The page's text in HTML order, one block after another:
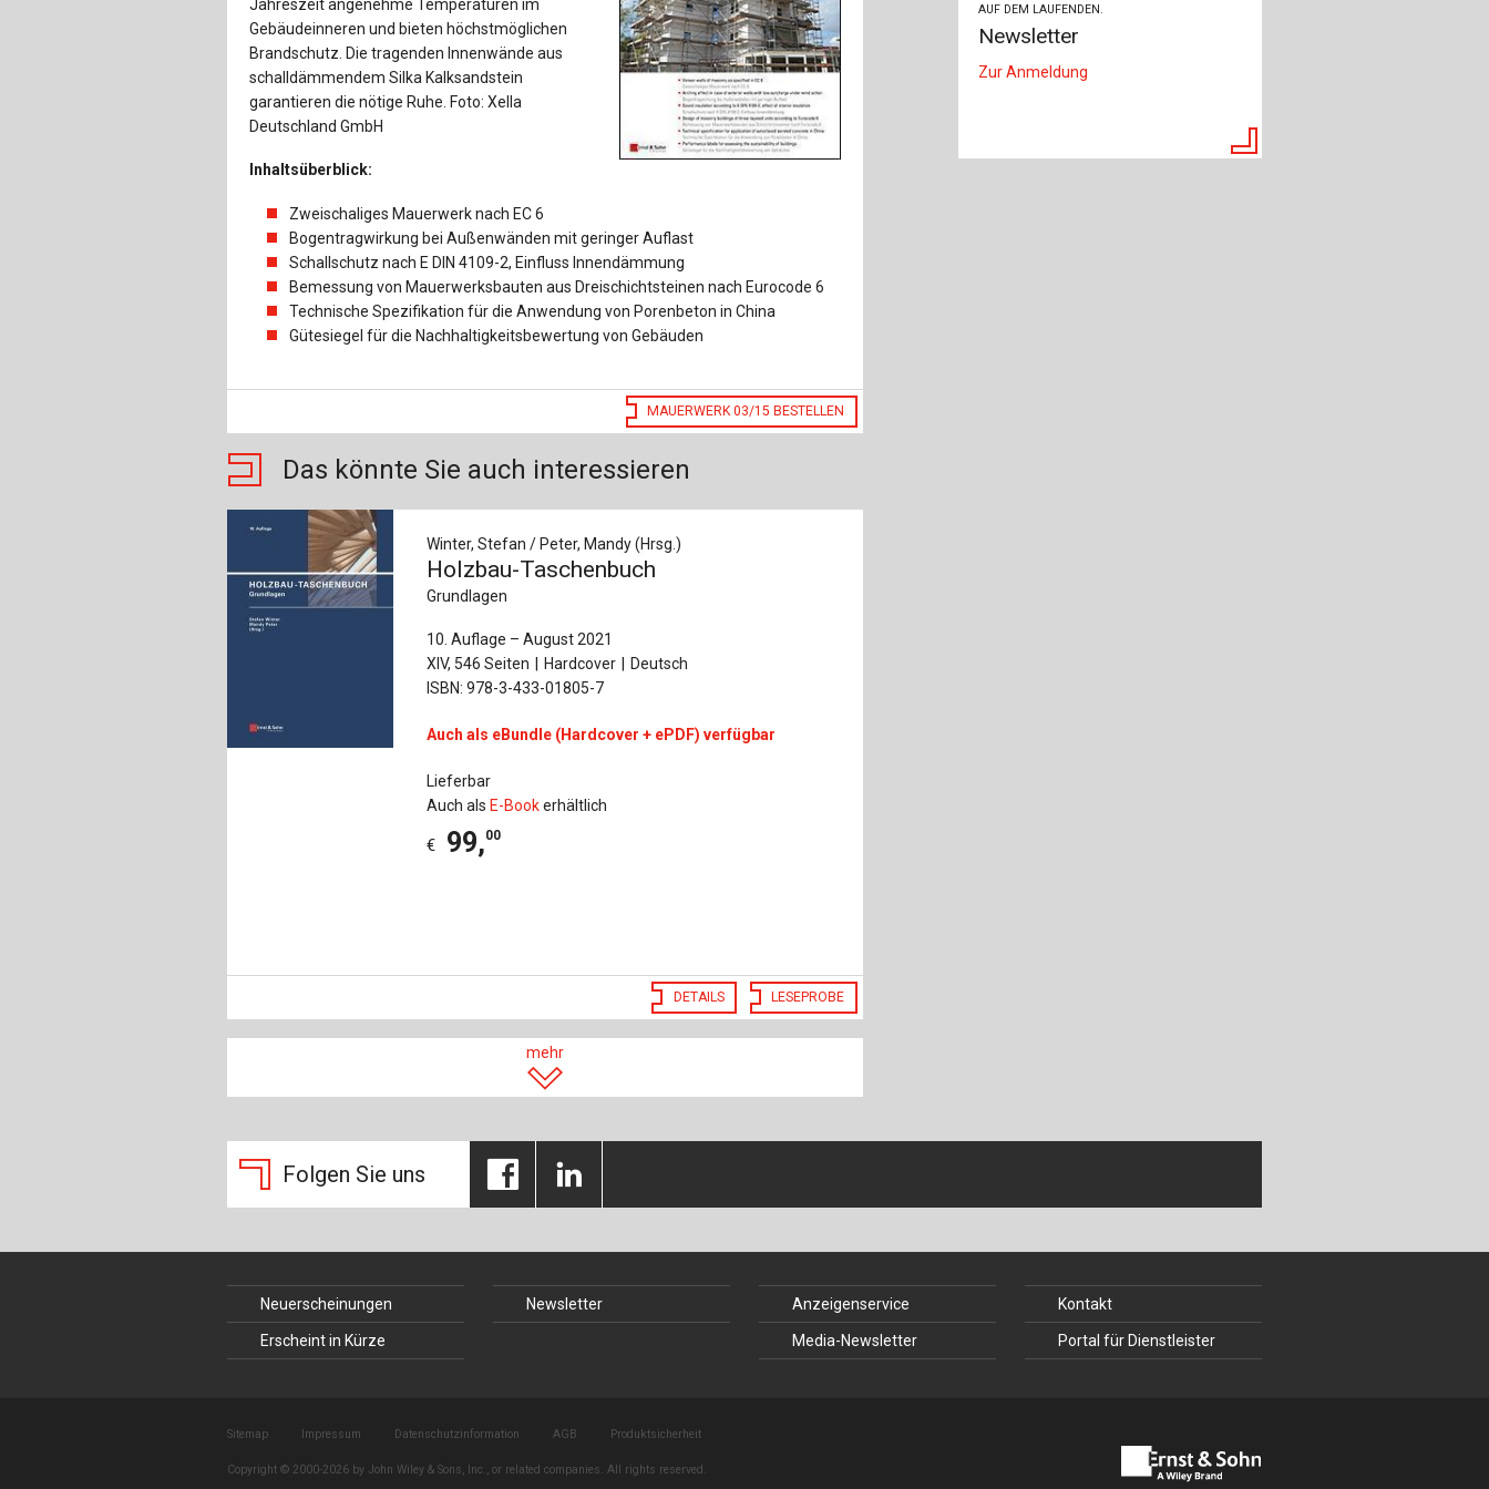
Baustoffe
Bautechnikgeschichte
Brückenbau
Sachbuch
Verbundbau
Jahreszeit angenehme Temperaturen im
Gebäudeinneren und bieten höchstmöglichen
Brandschutz. Die tragenden Innenwände aus
schalldämmendem Silka Kalksandstein
garantieren die nötige Ruhe. Foto: Xella
Deutschland GmbH
Inhaltsüberblick:
Zweischaliges Mauerwerk nach EC 6
Bogentragwirkung bei Außenwänden mit geringer Auflast
Schallschutz nach E DIN 4109-2, Einfluss Innendämmung
Bemessung von Mauerwerksbauten aus Dreischichtsteinen nach Eurocode 6
Technische Spezifikation für die Anwendung von Porenbeton in China
Gütesiegel für die Nachhaltigkeitsbewertung von Gebäuden
MAUERWERK 03/15 BESTELLEN
Das könnte Sie auch interessieren
Winter, Stefan / Peter, Mandy (Hrsg.)
Holzbau-Taschenbuch
Grundlagen
10. Auflage – August 2021
XIV, 546 Seiten
Hardcover
Deutsch
ISBN: 978-3-433-01805-7
Auch als eBundle (Hardcover + ePDF) verfügbar
Lieferbar
Auch als E-Bookerhältlich
€ 99,00
DETAILS LESEPROBE
mehr
AUF DEM LAUFENDEN.
Newsletter
Zur Anmeldung
Folgen Sie uns
Neuerscheinungen
Erscheint in Kürze
Newsletter Anzeigenservice
Media-Newsletter
Kontakt
Portal für Dienstleister
Sitemap Impressum Datenschutzinformation AGB Produktsicherheit
Copyright © 2000-2026 by John Wiley & Sons, Inc., or related companies. All rights reserved.